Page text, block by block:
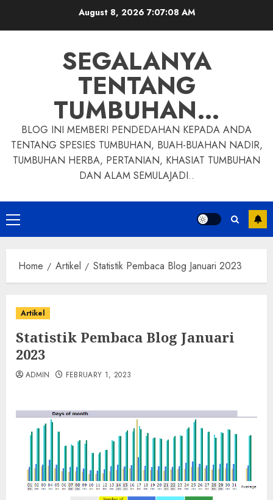
August 8, 2026 7:07:09 AM
SEGALANYA
TENTANG
TUMBUHAN…
BLOG INI MEMBERI PENDEDAHAN KEPADA ANDA
TENTANG SPESIES TUMBUHAN, BUAH-BUAHAN NADIR,
TUMBUHAN HERBA, PERTANIAN, KHASIAT TUMBUHAN
DAN ALAM SEMULAJADI..
Primary
Menu
Home Artikel Statistik Pembaca Blog Januari 2023
Artikel
Statistik Pembaca Blog Januari
2023
ADMIN FEBRUARY 1, 2023